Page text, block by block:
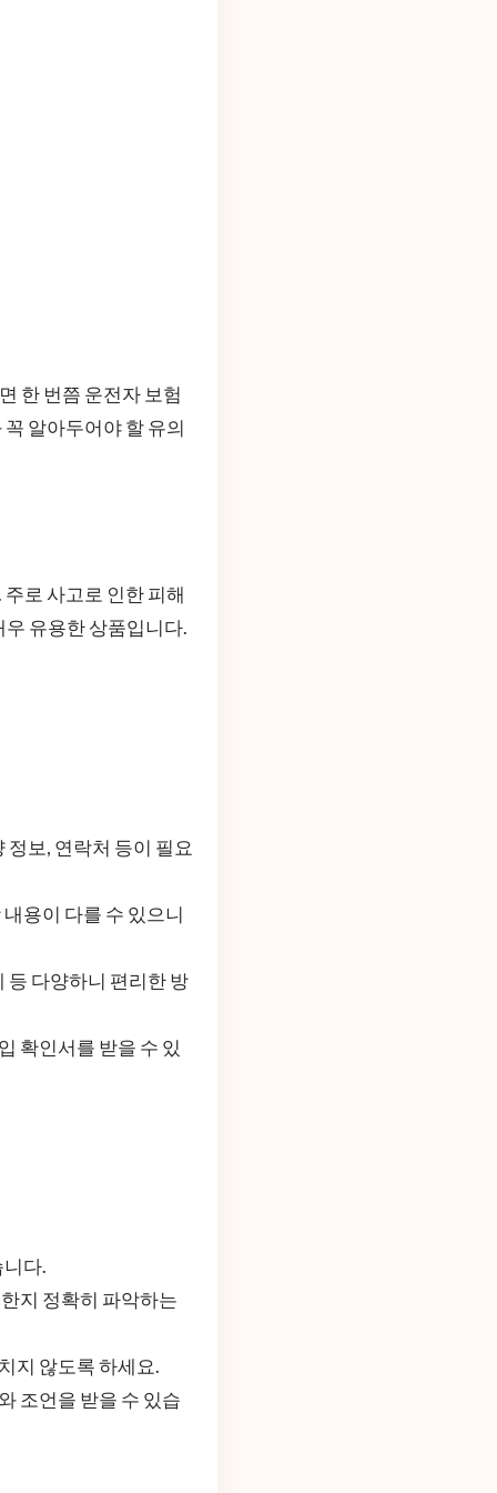
한 번쯤 운전자 보험
알아두어야 할 유의
로 사고로 인한 피해
유용한 상품입니다.
보, 연락처 등이 필요
용이 다를 수 있으니
등 다양하니 편리한 방
확인서를 받을 수 있
다.
지 정확히 파악하는
지 않도록 하세요.
조언을 받을 수 있습